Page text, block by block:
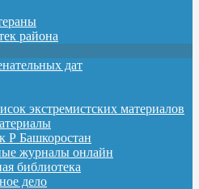
района
дат
экстремистских материалов
Р Башкоростан
журналы онлайн
библиотека
дело